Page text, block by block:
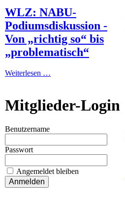
WLZ: NABU-
Podiumsdiskussion -
Von „richtig so“ bis
„problematisch“
Weiterlesen …
Mitglieder-Login
Benutzername
Passwort
Angemeldet bleiben